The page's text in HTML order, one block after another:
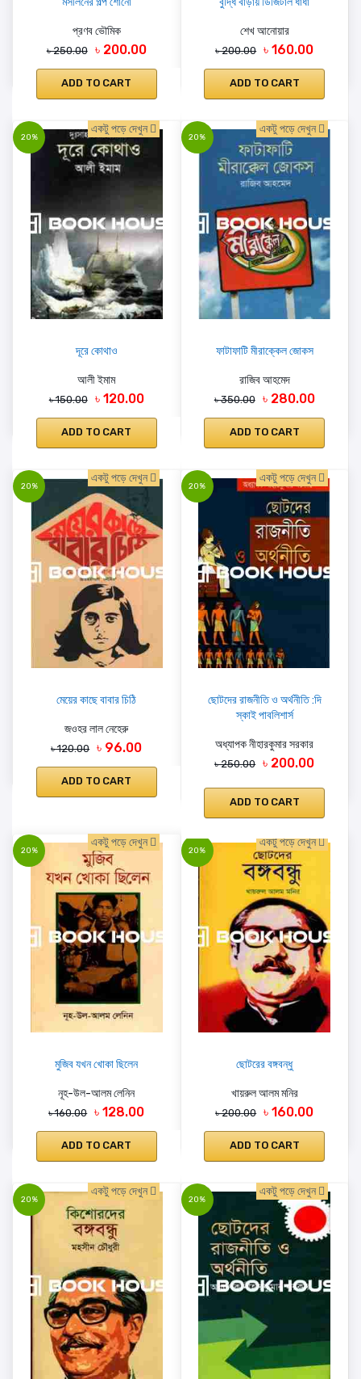
প্রণব ভৌমিক
৳ 250.00 ৳ 200.00
ADD TO CART
শেখ আনোয়ার
৳ 200.00 ৳ 160.00
ADD TO CART
20%
একটু পড়ে দেখুন
দূরে কোথাও
আলী ইমাম
৳ 150.00 ৳ 120.00
ADD TO CART
20%
একটু পড়ে দেখুন
ফাটাফাটি মীরাক্কেল জোকস
রাজিব আহমেদ
৳ 350.00 ৳ 280.00
ADD TO CART
20%
একটু পড়ে দেখুন
মেয়ের কাছে বাবার চিঠি
জওহর লাল নেহেরু
৳ 120.00 ৳ 96.00
ADD TO CART
20%
একটু পড়ে দেখুন
ছোটদের রাজনীতি ও অর্থনীতি :দি
স্কাই পাবলিশার্স
অধ্যাপক নীহারকুমার সরকার
৳ 250.00 ৳ 200.00
ADD TO CART
20%
একটু পড়ে দেখুন
মুজিব যখন খোকা ছিলেন
নূহ-উল-আলম লেনিন
৳ 160.00 ৳ 128.00
ADD TO CART
20%
একটু পড়ে দেখুন
ছোটরের বঙ্গবন্ধু
খায়রুল আলম মনির
৳ 200.00 ৳ 160.00
ADD TO CART
20%
একটু পড়ে দেখুন
20%
একটু পড়ে দেখুন